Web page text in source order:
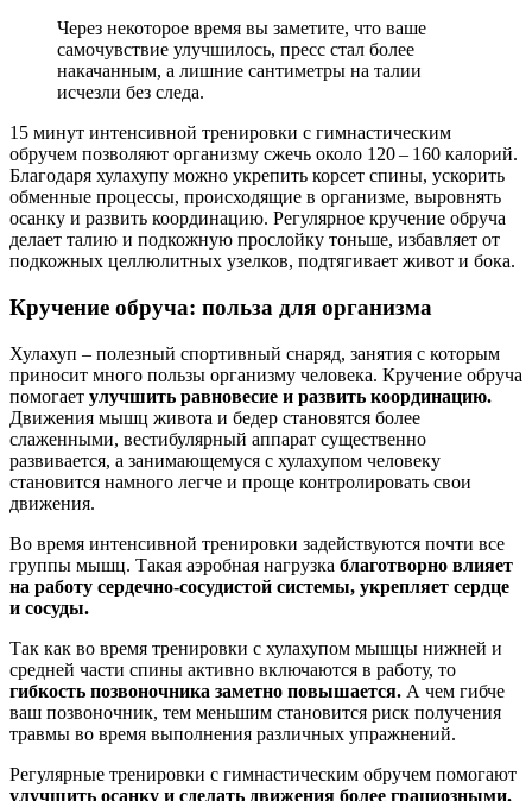
Через некоторое время вы заметите, что ваше
самочувствие улучшилось, пресс стал более
накачанным, а лишние сантиметры на талии
исчезли без следа.
15 минут интенсивной тренировки с гимнастическим
обручем позволяют организму сжечь около 120 – 160 калорий.
Благодаря хулахупу можно укрепить корсет спины, ускорить
обменные процессы, происходящие в организме, выровнять
осанку и развить координацию. Регулярное кручение обруча
делает талию и подкожную прослойку тоньше, избавляет от
подкожных целлюлитных узелков, подтягивает живот и бока.
Кручение обруча: польза для организма
Хулахуп – полезный спортивный снаряд, занятия с которым
приносит много пользы организму человека. Кручение обруча
помогает улучшить равновесие и развить координацию.
Движения мышц живота и бедер становятся более
слаженными, вестибулярный аппарат существенно
развивается, а занимающемуся с хулахупом человеку
становится намного легче и проще контролировать свои
движения.
Во время интенсивной тренировки задействуются почти все
группы мышц. Такая аэробная нагрузка благотворно влияет
на работу сердечно-сосудистой системы, укрепляет сердце
и сосуды.
Так как во время тренировки с хулахупом мышцы нижней и
средней части спины активно включаются в работу, то
гибкость позвоночника заметно повышается. А чем гибче
ваш позвоночник, тем меньшим становится риск получения
травмы во время выполнения различных упражнений.
Регулярные тренировки с гимнастическим обручем помогают
улучшить осанку и сделать движения более грациозными.